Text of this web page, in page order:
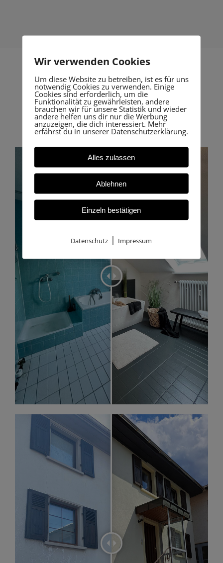
Unsere Resultate
lassen sich sehen.
Wir verwenden Cookies
Um diese Website zu betreiben, ist es für uns
notwendig Cookies zu verwenden. Einige
Cookies sind erforderlich, um die
Funktionalität zu gewährleisten, andere
brauchen wir für unsere Statistik und wieder
andere helfen uns dir nur die Werbung
anzuzeigen, die dich interessiert. Mehr
erfährst du in unserer Datenschutzerklärung.
Alles zulassen
Ablehnen
Einzeln bestätigen
Datenschutz | Impressum